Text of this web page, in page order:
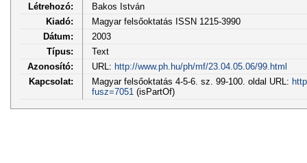
Létrehozó:
Bakos István
Kiadó:
Magyar felsőoktatás ISSN 1215-3990
Dátum:
2003
Típus:
Text
Azonosító:
URL: http://www.ph.hu/ph/mf/23.04.05.06/99.html
Kapcsolat:
Magyar felsőoktatás 4-5-6. sz. 99-100. oldal URL:
fusz=7051 (isPartOf)